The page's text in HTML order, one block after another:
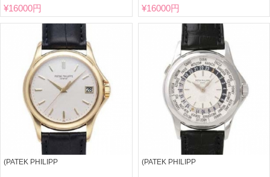
¥16000円 ¥16000円
(PATEK PHILIPP (PATEK PHILIPP